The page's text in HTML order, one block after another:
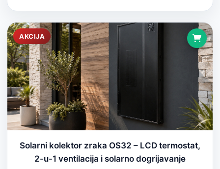
AKCIJA
Solarni kolektor zraka OS32 – LCD termostat,
2-u-1 ventilacija i solarno dogrijavanje